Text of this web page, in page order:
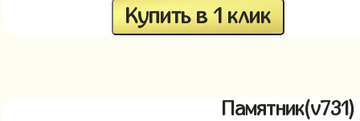
Купить в 1 клик
Памятник(v731)